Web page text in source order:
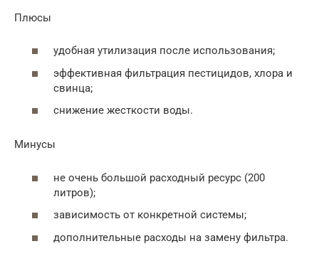
Плюсы
удобная утилизация после использования;
эффективная фильтрация пестицидов, хлора и
свинца;
снижение жесткости воды.
Минусы
не очень большой расходный ресурс (200
литров);
зависимость от конкретной системы;
дополнительные расходы на замену фильтра.